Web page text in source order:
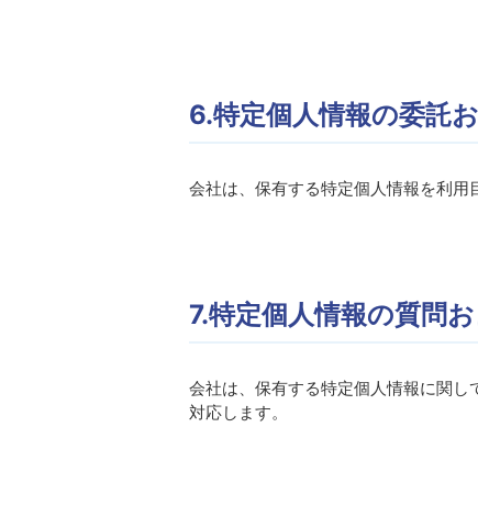
6.特定個人情報の委託
会社は、保有する特定個人情報を利用
7.特定個人情報の質問
会社は、保有する特定個人情報に関
対応します。